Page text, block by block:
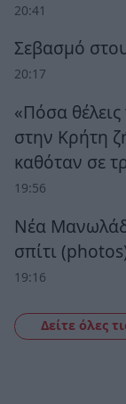
20:41
Σεβασμό
20:17
«Πόσα θέλεις
στην Κρήτη
καθόταν σε
19:56
Νέα
σπίτι
19:16
Δείτε όλες